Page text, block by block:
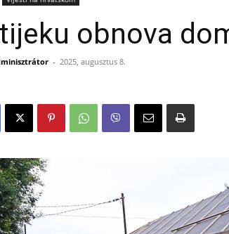
obnova
- 2025, augusztus 8.